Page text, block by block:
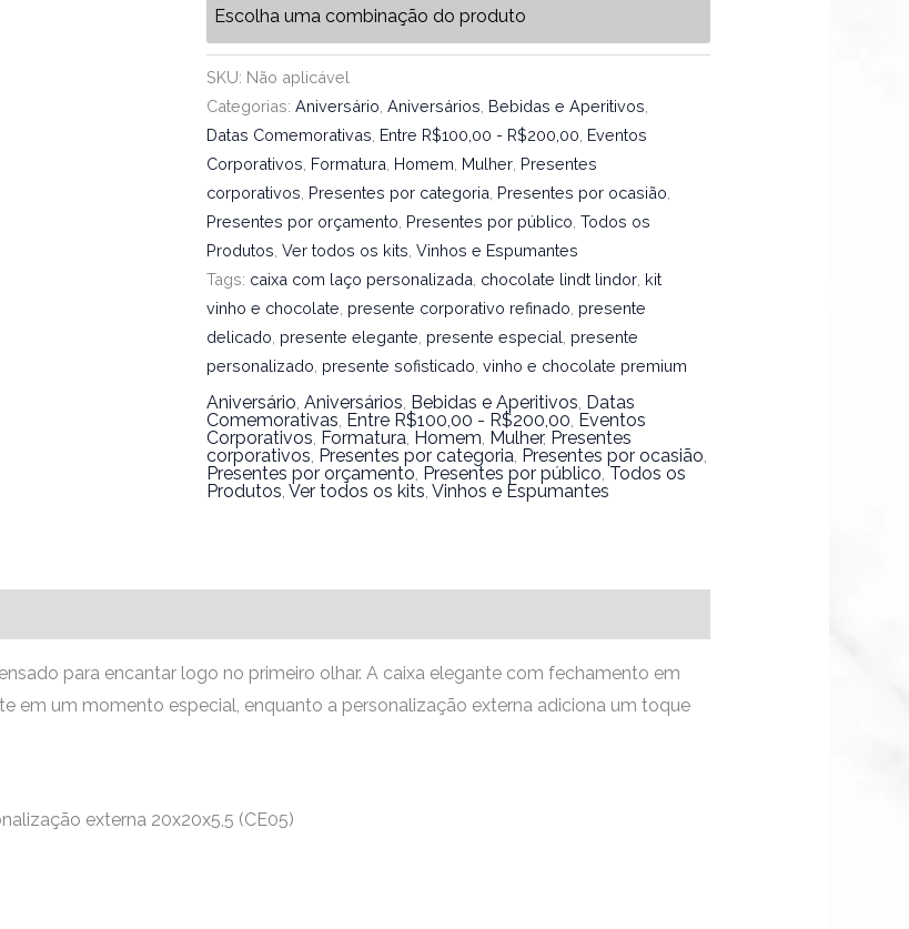
Escolha uma combinação do produto
SKU: Não aplicável
Categorias:Aniversário ,Aniversários Bebidas e Aperitivos
Datas Comemorativas Entre R$100,00 - R$200,00 Eventos
Corporativos Formatura Homem Mulher Presentes
corporativos Presentes por categoria Presentes por ocasião
Presentes por orçamento Presentes por público ,Todos os
Produtos ,Ver todos os kits ,Vinhos e Espumantes
Tags: caixa com laço personalizada chocolate lindt lindor kit
vinho e chocolate presente corporativo refinado presente
delicado presente elegante presente especial presente
personalizado presente sofisticado ,vinho e chocolate premium
Aniversário ,Aniversários Bebidas e Aperitivos Datas
Comemorativas Entre R$100,00 - R$200,00 Eventos
Corporativos Formatura Homem Mulher, Presentes
corporativos Presentes por categoria Presentes por ocasião
Presentes por orçamento Presentes por público ,Todos os
Produtos ,Ver todos os kits ,Vinhos e Espumantes
para encantar logo no primeiro olhar. A caixa elegante com fechamento em
em um momento especial, enquanto a personalização externa adiciona um toque
externa 20x20x5,5 (CE05)